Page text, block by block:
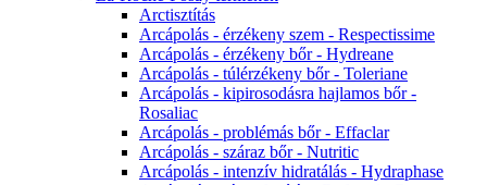
Arctisztítás
Arcápolás - érzékeny szem - Respectissime
Arcápolás - érzékeny bőr - Hydreane
Arcápolás - túlérzékeny bőr - Toleriane
Arcápolás - kipirosodásra hajlamos bőr -
Rosaliac
Arcápolás - problémás bőr - Effaclar
Arcápolás - száraz bőr - Nutritic
Arcápolás - intenzív hidratálás - Hydraphase